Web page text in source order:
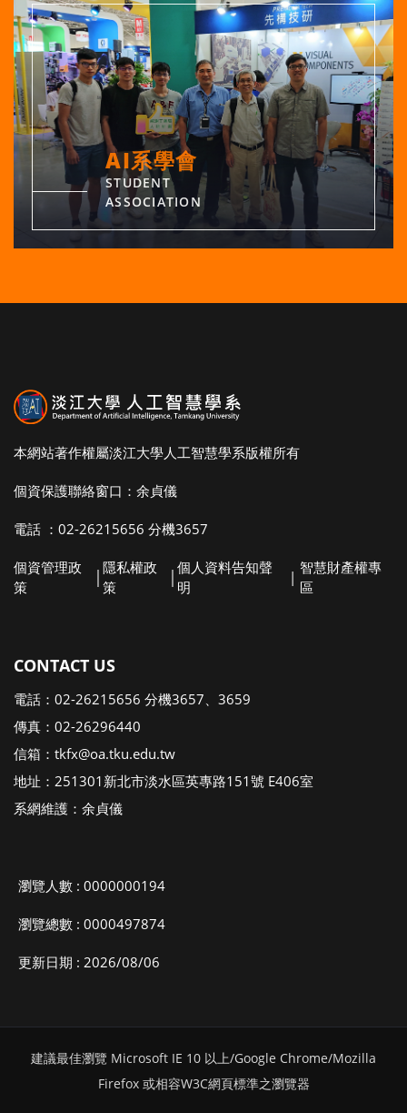
AI系學會
STUDENT
ASSOCIATION
本網站著作權屬淡江大學人工智慧學系版權所有
個資保護聯絡窗口：余貞儀
電話 ：02-26215656 分機3657
個資管理政
策
隱私權政
策
個人資料告知聲
明
|
智慧財產權專
區
CONTACT US
電話：02-26215656 分機3657、3659
傳真：02-26296440
信箱：tkfx@oa.tku.edu.tw
地址：251301新北市淡水區英專路151號 E406室
系網維護：余貞儀
瀏覽人數 : 0000000194
瀏覽總數 : 0000497874
更新日期 : 2026/08/06
建議最佳瀏覽 Microsoft IE 10 以上/Google Chrome/Mozilla
Firefox 或相容W3C網頁標準之瀏覽器